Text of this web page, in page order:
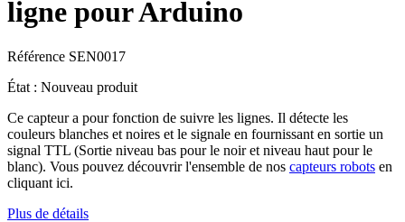
ligne pour Arduino
Référence SEN0017
État : Nouveau produit
Ce capteur a pour fonction de suivre les lignes. Il détecte les
couleurs blanches et noires et le signale en fournissant en sortie un
signal TTL (Sortie niveau bas pour le noir et niveau haut pour le
blanc). Vous pouvez découvrir l'ensemble de nos capteurs robots en
cliquant ici.
Plus de détails